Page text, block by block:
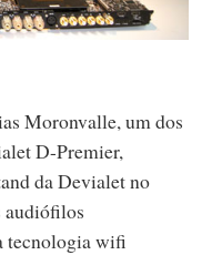
Moronvalle, um dos
D-Premier,
da Devialet no
audiófilos
tecnologia wifi